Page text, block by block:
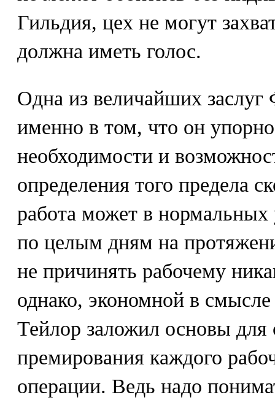
Гильдия, цех не могут
должна иметь голос.
Одна из величайших заслуг
именно в том, что он
необходимости и
определения того предела
работа может в нормальных
по целым дням на
не причинять рабочему
однако, экономной в
Тейлор заложил основы для
премирования каждого
операции. Ведь надо